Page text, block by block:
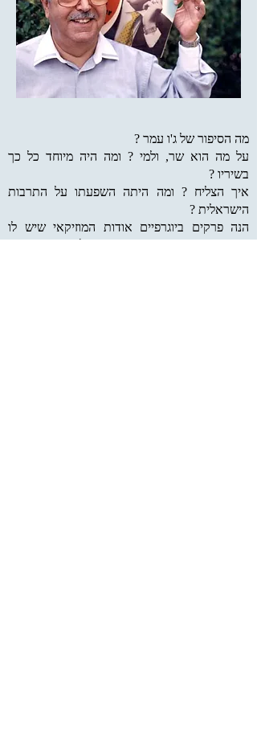
מה הסיפור של ג'ו עמר ?
על מה הוא שר, ולמי ? ומה היה מיוחד כל כך
בשיריו ?
איך הצליח ? ומה היתה השפעתו על התרבות
הישראלית ?
הנה פרקים ביוגרפיים אודות המוזיקאי שיש לו